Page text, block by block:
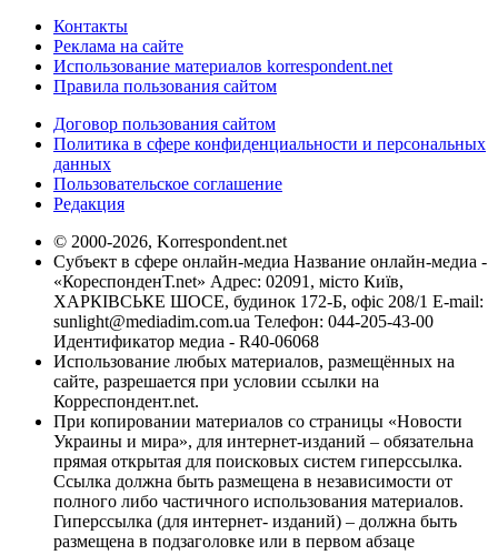
Контакты
Реклама на сайте
Использование материалов korrespondent.net
Правила пользования сайтом
Договор пользования сайтом
Политика в сфере конфиденциальности и персональных
данных
Пользовательское соглашение
Редакция
© 2000-2026, Korrespondent.net
Субъект в сфере онлайн-медиа Название онлайн-медиа -
«КореспонденТ.net» Адрес: 02091, місто Київ,
ХАРКІВСЬКЕ ШОСЕ, будинок 172-Б, офіс 208/1 E-mail:
sunlight@mediadim.com.ua Телефон: 044-205-43-00
Идентификатор медиа - R40-06068
Использование любых материалов, размещённых на
сайте, разрешается при условии ссылки на
Корреспондент.net.
При копировании материалов со страницы «Новости
Украины и мира», для интернет-изданий – обязательна
прямая открытая для поисковых систем гиперссылка.
Ссылка должна быть размещена в независимости от
полного либо частичного использования материалов.
Гиперссылка (для интернет- изданий) – должна быть
размещена в подзаголовке или в первом абзаце